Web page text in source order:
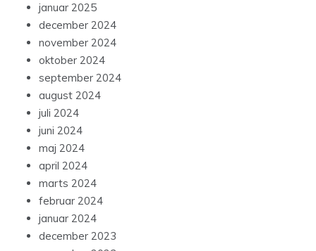
januar 2025
december 2024
november 2024
oktober 2024
september 2024
august 2024
juli 2024
juni 2024
maj 2024
april 2024
marts 2024
februar 2024
januar 2024
december 2023